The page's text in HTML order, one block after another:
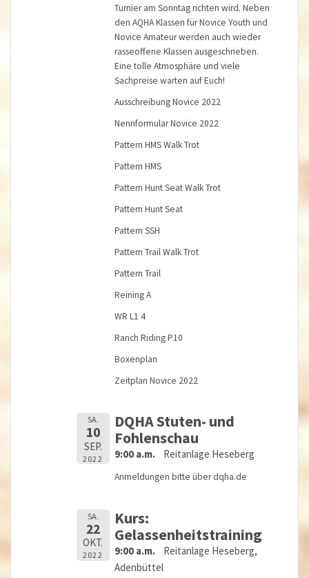
Turnier am Sonntag richten wird. Neben
den AQHA Klassen für Novice Youth und
Novice Amateur werden auch wieder
rasseoffene Klassen ausgeschrieben.
Eine tolle Atmosphäre und viele
Sachpreise warten auf Euch!
Ausschreibung Novice 2022
Nennformular Novice 2022
Pattern HMS Walk Trot
Pattern HMS
Pattern Hunt Seat Walk Trot
Pattern Hunt Seat
Pattern SSH
Pattern Trail Walk Trot
Pattern Trail
Reining A
WR L1 4
Ranch Riding P10
Boxenplan
Zeitplan Novice 2022
SA.
10
SEP.
2022
DQHA Stuten- und
Fohlenschau
9:00 a.m. Reitanlage Heseberg
Anmeldungen bitte über dqha.de
SA.
22
OKT.
2022
Kurs:
Gelassenheitstraining
9:00 a.m.
Reitanlage Heseberg,
Adenbüttel